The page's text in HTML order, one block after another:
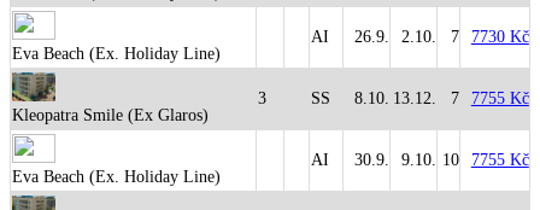
Eva Beach (Ex. Holiday Line)
AI 26.9. 2.10. 7 7730 Kč
Kleopatra Smile (Ex Glaros)
3 SS 8.10. 13.12. 7 7755 Kč
Eva Beach (Ex. Holiday Line)
AI 30.9. 9.10. 10 7755 Kč